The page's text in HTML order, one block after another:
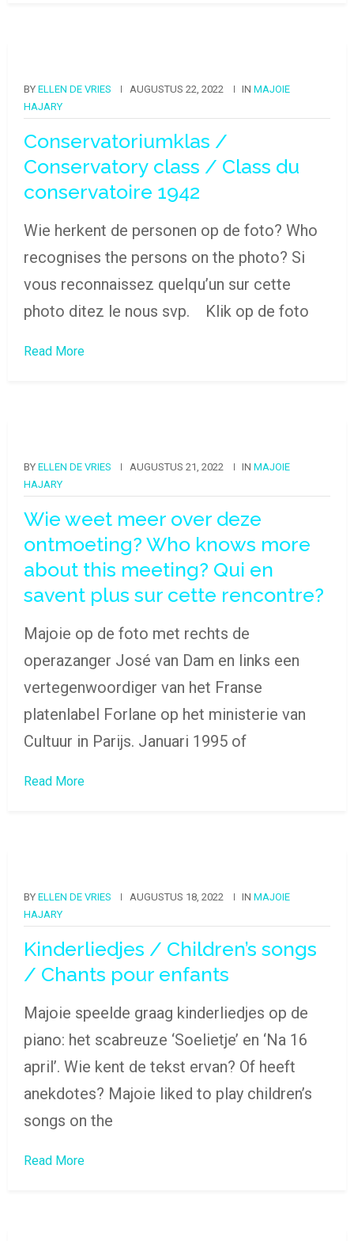
BY ELLEN DE VRIES AUGUSTUS 22, 2022 IN MAJOIE
HAJARY
Conservatoriumklas /
Conservatory class / Class du
conservatoire 1942
Wie herkent de personen op de foto? Who
recognises the persons on the photo? Si
vous reconnaissez quelqu’un sur cette
photo ditez le nous svp. Klik op de foto
Read More
BY ELLEN DE VRIES AUGUSTUS 21, 2022 IN MAJOIE
HAJARY
Wie weet meer over deze
ontmoeting? Who knows more
about this meeting? Qui en
savent plus sur cette rencontre?
Majoie op de foto met rechts de
operazanger José van Dam en links een
vertegenwoordiger van het Franse
platenlabel Forlane op het ministerie van
Cultuur in Parijs. Januari 1995 of
Read More
BY ELLEN DE VRIES AUGUSTUS 18, 2022 IN MAJOIE
HAJARY
Kinderliedjes / Children’s songs
/ Chants pour enfants
Majoie speelde graag kinderliedjes op de
piano: het scabreuze ‘Soelietje’ en ‘Na 16
april’. Wie kent de tekst ervan? Of heeft
anekdotes? Majoie liked to play children’s
songs on the
Read More